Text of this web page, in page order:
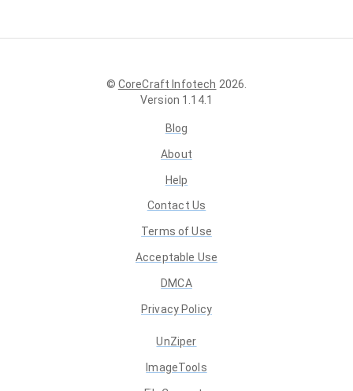
© CoreCraft Infotech 2026
Version 1.14.1
Blog
About
Help
Contact Us
Terms of Use
Acceptable Use
DMCA
Privacy Policy
UnZiper
ImageTools